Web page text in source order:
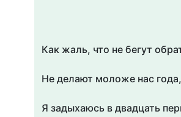
Как жаль, что не бегут
Не делают моложе нас года,
Я задыхаюсь в двадцать